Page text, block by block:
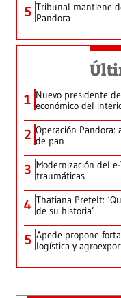
5 Tribunal mantiene
Pandora
1 Nuevo presidente
económico del
2 Operación Pandora:
de pan
3 Modernización del
traumáticas
4 Thatiana Pretelt:
de su historia’
5 Apede propone
logística y